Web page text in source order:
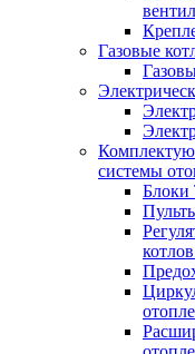
Газовые
системы
Блоки